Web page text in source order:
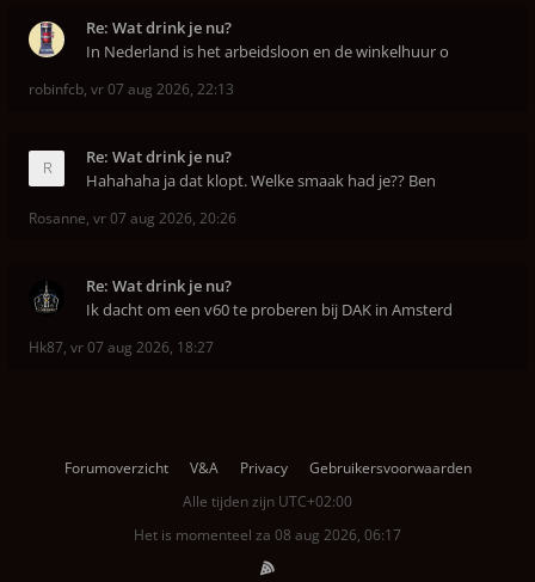
Re: Wat drink je nu?
In Nederland is het arbeidsloon en de winkelhuur o
robinfcb, vr 07 aug 2026, 22:13
Re: Wat drink je nu?
Hahahaha ja dat klopt. Welke smaak had je?? Ben
Rosanne, vr 07 aug 2026, 20:26
Re: Wat drink je nu?
Ik dacht om een v60 te proberen bij DAK in Amsterd
Hk87, vr 07 aug 2026, 18:27
Forumoverzicht V&A Privacy
Gebruikersvoorwaarden
Alle tijden zijn UTC+02:00
Het is momenteel za 08 aug 2026, 06:17